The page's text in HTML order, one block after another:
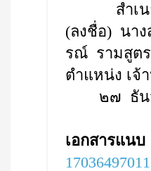
สำเนา
(ลงชื่อ) นา
รณ์ รามสูตร
ตำแหน่ง เจ้
๒๗ ธันว
เอกสารแนบ